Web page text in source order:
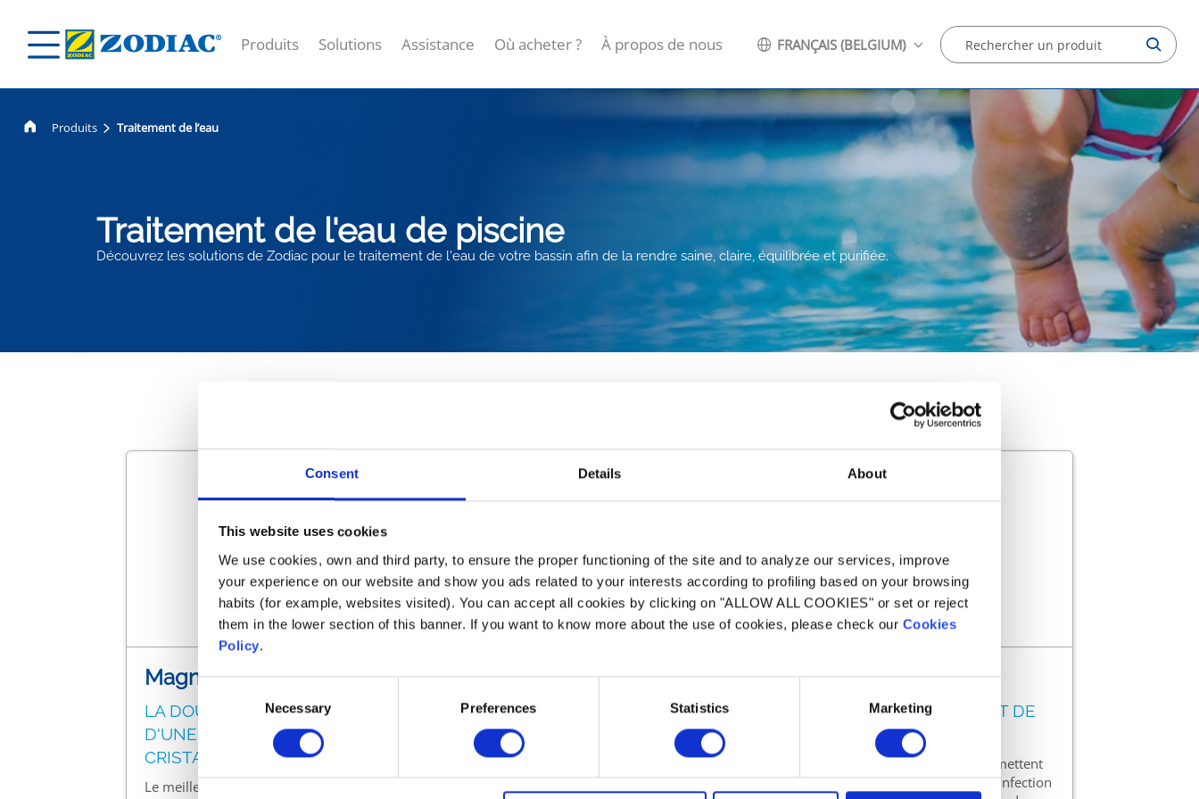
Consent Details About
This website uses cookies
We use cookies, own and third party, to ensure the proper functioning of the site and to analyze our services, improve
your experience on our website and show you ads related to your interests according to profiling based on your browsing
habits (for example, websites visited). You can accept all cookies by clicking on "ALLOW ALL COOKIES" or set or reject
them in the lower section of this banner. If you want to know more about the use of cookies, please check our Cookies
Policy.
Consent
Necessary Preferences Statistics Marketing
Produits Solutions Assistance Où acheter ? À propos de nous FRANÇAIS (BELGIUM)
Produits Traitement de l’eau
Traitement de l'eau de piscine
Découvrez les solutions de Zodiac pour le traitement de l'eau de votre bassin afin de la rendre saine, claire, équilibrée et purifiée.
MagnaPool®
LA DOUCEUR INCOMPARABLE
D'UNE EAU PURE ET
CRISTALLINE
Le meilleur de la piscine réuni dans un
Électrolyseurs au sel
LE GAGE D'UNE
DÉSINFECTION SEREINE
Grâce à l'électrolyse au sel profitez
pleinement de votre piscine. Vous n'avez
Régulation
LA BASE DU TRAITEMENT DE
Les régulations pH et Chlore permettent
d'assurer un équilibre et une désinfection